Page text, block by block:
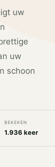
uw
uw
schoon
BEKEKEN
1.936 keer